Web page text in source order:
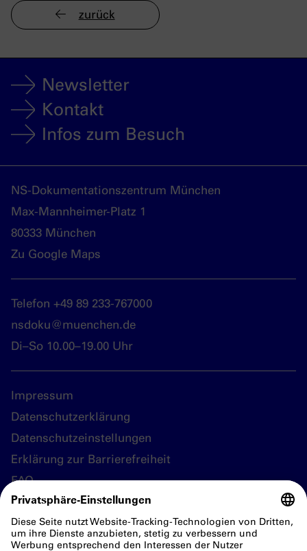
zurück
Newsletter
Kontakt
Infos zum Besuch
NS-Dokumentationszentrum München
Max-Mannheimer-Platz 1
80333 München
Zu Google Maps
Telefon +49 89 233-767000
nsdoku@muenchen.de
Di–So 10.00–19.00 Uhr
Impressum
Datenschutzerklärung
Datenschutzeinstellungen
Erklärung zur Barrierefreiheit
FAQ
Folgen Sie uns